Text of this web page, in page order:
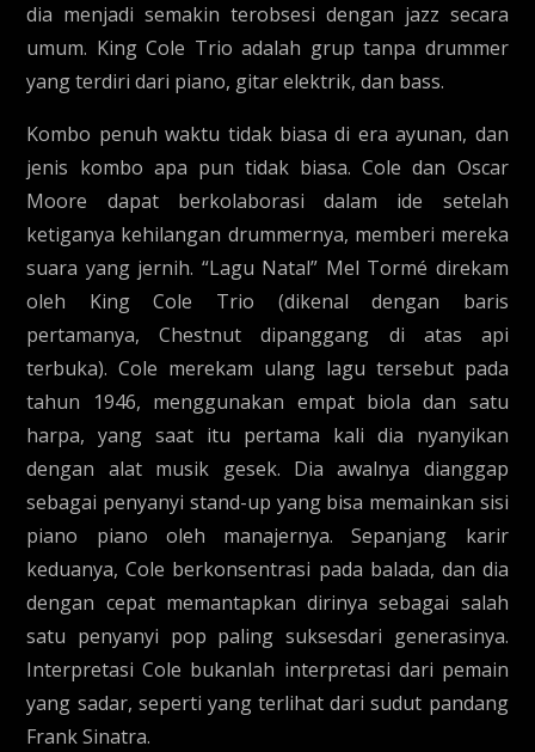
dia menjadi semakin terobsesi dengan jazz secara
umum. King Cole Trio adalah grup tanpa drummer
yang terdiri dari piano, gitar elektrik, dan bass.
Kombo penuh waktu tidak biasa di era ayunan, dan
jenis kombo apa pun tidak biasa. Cole dan Oscar
Moore dapat berkolaborasi dalam ide setelah
ketiganya kehilangan drummernya, memberi mereka
suara yang jernih. “Lagu Natal” Mel Tormé direkam
oleh King Cole Trio (dikenal dengan baris
pertamanya, Chestnut dipanggang di atas api
terbuka). Cole merekam ulang lagu tersebut pada
tahun 1946, menggunakan empat biola dan satu
harpa, yang saat itu pertama kali dia nyanyikan
dengan alat musik gesek. Dia awalnya dianggap
sebagai penyanyi stand-up yang bisa memainkan sisi
piano piano oleh manajernya. Sepanjang karir
keduanya, Cole berkonsentrasi pada balada, dan dia
dengan cepat memantapkan dirinya sebagai salah
satu penyanyi pop paling suksesdari generasinya.
Interpretasi Cole bukanlah interpretasi dari pemain
yang sadar, seperti yang terlihat dari sudut pandang
Frank Sinatra.